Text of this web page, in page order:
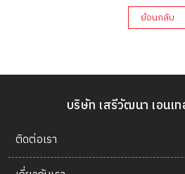
ย้อนกลับ
บริษัท เสรีวัฒนา เอนเ
ติดต่อเรา